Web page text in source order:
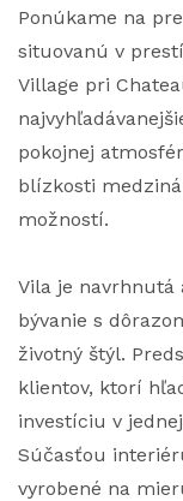
Ponúkame na
situovanú v
Village pri
pokojnej
blízkosti
možností.
Vila je navrhnutá
bývanie s
životný štýl.
klientov, ktorí
investíciu v
Súčasťou
vyrobené na